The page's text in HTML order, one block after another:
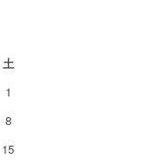
土
1
8
15